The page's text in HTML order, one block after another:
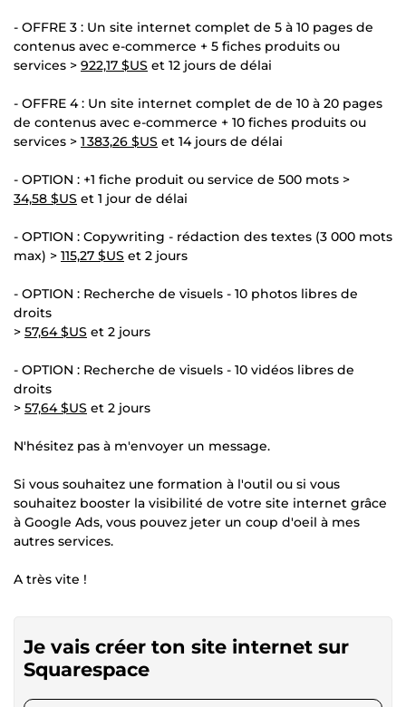
- OFFRE 3 : Un site internet complet de 5 à 10 pages de
contenus avec e-commerce + 5 fiches produits ou
services > 922,17 $US et 12 jours de délai
- OFFRE 4 : Un site internet complet de de 10 à 20 pages
de contenus avec e-commerce + 10 fiches produits ou
services > 1 383,26 $US et 14 jours de délai
- OPTION : +1 fiche produit ou service de 500 mots >
34,58 $US et 1 jour de délai
- OPTION : Copywriting - rédaction des textes (3 000 mots
max) > 115,27 $US et 2 jours
- OPTION : Recherche de visuels - 10 photos libres de
droits
> 57,64 $US et 2 jours
- OPTION : Recherche de visuels - 10 vidéos libres de
droits
> 57,64 $US et 2 jours
N'hésitez pas à m'envoyer un message.
Si vous souhaitez une formation à l'outil ou si vous
souhaitez booster la visibilité de votre site internet grâce
à Google Ads, vous pouvez jeter un coup d'oeil à mes
autres services.
A très vite !
Je vais créer ton site internet sur
Squarespace